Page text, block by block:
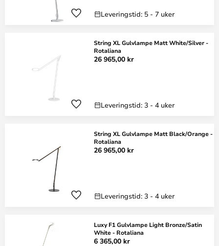
Leveringstid: 5 - 7 uker
String XL Gulvlampe Matt White/Silver -
Rotaliana
26 965,00 kr
Leveringstid: 3 - 4 uker
String XL Gulvlampe Matt Black/Orange -
Rotaliana
26 965,00 kr
Leveringstid: 3 - 4 uker
Luxy F1 Gulvlampe Light Bronze/Satin
White - Rotaliana
6 365,00 kr